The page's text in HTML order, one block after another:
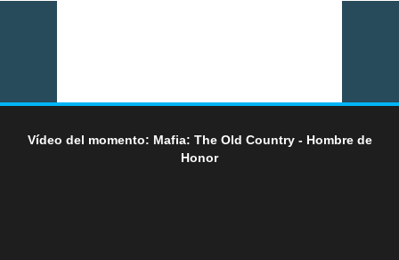
Vídeo del momento: Mafia: The Old Country - Hombre de
Honor